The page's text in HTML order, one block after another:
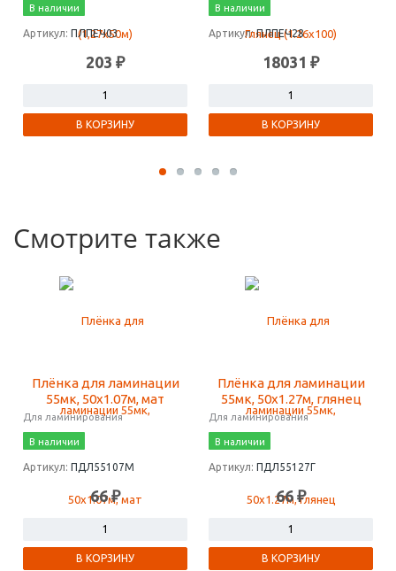
В наличии
Артикул: ПЛПЕЧ03
203 ₽
В КОРЗИНУ
В наличии
Артикул:ПЛПЕЧ28
18031 ₽
В КОРЗИНУ
Смотрите также
Плёнка для ламинации
55мк, 50х1.07м, мат
Для ламинирования
В наличии
Артикул: ПДЛ55107М
66 ₽
В КОРЗИНУ
Плёнка для ламинации
55мк, 50х1.27м, глянец
Для ламинирования
В наличии
Артикул: ПДЛ55127Г
66 ₽
В КОРЗИНУ